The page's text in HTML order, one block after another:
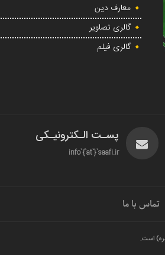
معارف دین
گالری تصاویر
گالری فیلم
پسـت الـکترونیـکی
info`{`at`}`saafi.ir
تماس با ما
است.